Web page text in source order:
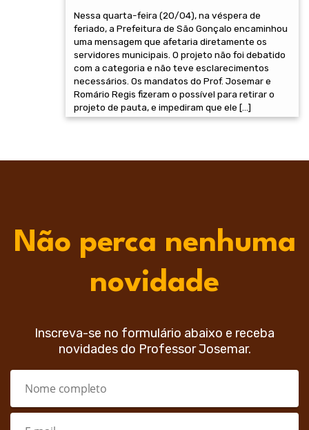
Nessa quarta-feira (20/04), na véspera de
feriado, a Prefeitura de São Gonçalo encaminhou
uma mensagem que afetaria diretamente os
servidores municipais. O projeto não foi debatido
com a categoria e não teve esclarecimentos
necessários. Os mandatos do Prof. Josemar e
Romário Regis fizeram o possível para retirar o
projeto de pauta, e impediram que ele […]
Não perca nenhuma
novidade
Inscreva-se no formulário abaixo e receba
novidades do Professor Josemar.